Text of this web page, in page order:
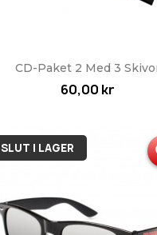
CD-Paket 2 Med 3
60,00 kr
SLUT I LAGER